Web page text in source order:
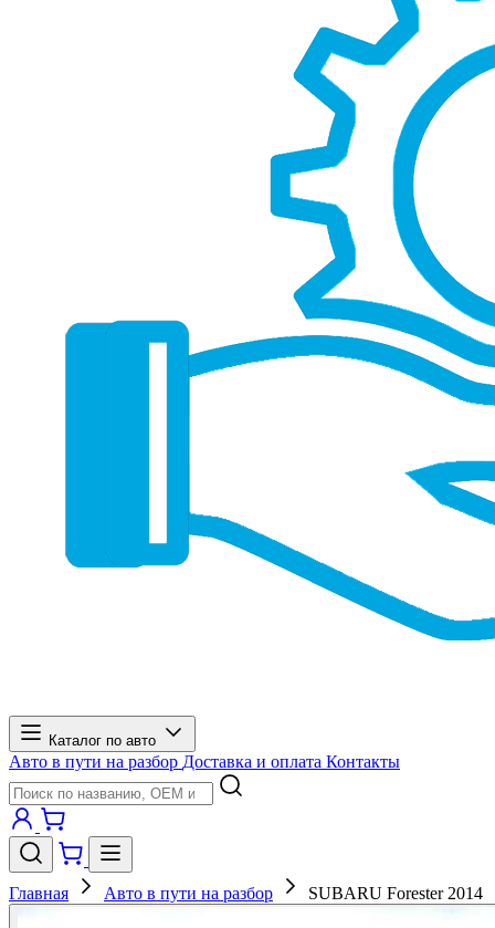
Каталог по авто
Авто в пути на разбор Доставка и оплата Контакты
Главная Авто в пути на разбор SUBARU Forester 2014